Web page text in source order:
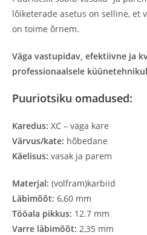
lõiketerade asetus on selline, et
on toime õrnem.
Väga vastupidav, efektiivne ja
professionaalsele
Puuriotsiku omadused:
Karedus: XC – väga kare
Värvus/kate: hõbedane
Käelisus: vasak ja parem
Materjal: (volfram)karbiid
Läbimõõt: 6,60 mm
Tööala pikkus: 12.7 mm
Varre läbimõõt: 2,35 mm